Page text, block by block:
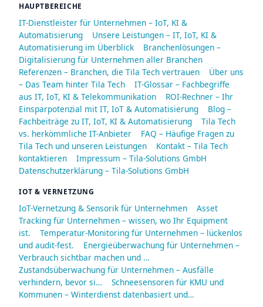
HAUPTBEREICHE
IT-Dienstleister für Unternehmen – IoT, KI &
Automatisierung
Unsere Leistungen – IT, IoT, KI &
Automatisierung im Überblick
Branchenlösungen –
Digitalisierung für Unternehmen aller Branchen
Referenzen – Branchen, die Tila Tech vertrauen
Über uns
– Das Team hinter Tila Tech
IT-Glossar – Fachbegriffe
aus IT, IoT, KI & Telekommunikation
ROI-Rechner – Ihr
Einsparpotenzial mit IT, IoT & Automatisierung
Blog –
Fachbeiträge zu IT, IoT, KI & Automatisierung
Tila Tech
vs. herkömmliche IT-Anbieter
FAQ – Häufige Fragen zu
Tila Tech und unseren Leistungen
Kontakt – Tila Tech
kontaktieren
Impressum – Tila-Solutions GmbH
Datenschutzerklärung – Tila-Solutions GmbH
IOT & VERNETZUNG
IoT-Vernetzung & Sensorik für Unternehmen
Asset
Tracking für Unternehmen – wissen, wo Ihr Equipment
ist.
Temperatur-Monitoring für Unternehmen – lückenlos
und audit-fest.
Energieüberwachung für Unternehmen –
Verbrauch sichtbar machen und …
Zustandsüberwachung für Unternehmen – Ausfälle
verhindern, bevor si…
Schneesensoren für KMU und
Kommunen – Winterdienst datenbasiert und…